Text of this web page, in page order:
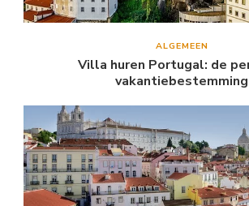
ALGEMEEN
Villa huren Portugal: de
vakantiebestemming